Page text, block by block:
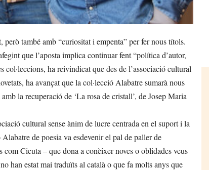
també amb “curiositat i empenta” per fer nous títols.
que l’aposta implica continuar fent “política d’autor,
ha reivindicat que des de l’associació cultural
ha avançat que la col·lecció Alabatre sumarà nous
la recuperació de ‘La rosa de cristall’, de Josep Maria
cultural sense ànim de lucre centrada en el suport i la
de poesia va esdevenir el pal de paller de
com Cicuta – que dona a conèixer noves o oblidades veus
han estat mai traduïts al català o que fa molts anys que